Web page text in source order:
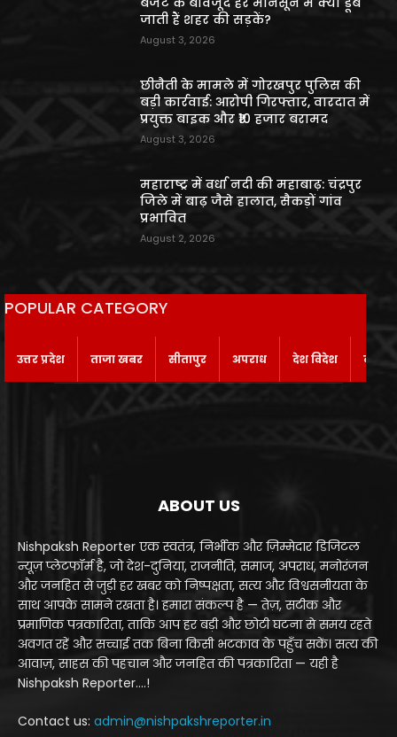
जाती हैं शहर की सड़कें?
August 3, 2026
छीनैती के मामले में गोरखपुर पुलिस की
बड़ी कार्रवाई: आरोपी गिरफ्तार, वारदात में
प्रयुक्त बाइक और ₹10 हजार बरामद
August 3, 2026
महाराष्ट्र में वर्धा नदी की महाबाढ़: चंद्रपुर
जिले में बाढ़ जैसे हालात, सैकड़ों गांव
प्रभावित
August 2, 2026
POPULAR CATEGORY
उत्तर प्रदेश ताजा खबर सीतापुर अपराध देश विदेश
ABOUT US
Nishpaksh Reporter एक स्वतंत्र, निर्भीक और ज़िम्मेदार डिजिटल
न्यूज़ प्लेटफॉर्म है, जो देश-दुनिया, राजनीति, समाज, अपराध, मनोरंजन
और जनहित से जुड़ी हर खबर को निष्पक्षता, सत्य और विश्वसनीयता के
साथ आपके सामने रखता है। हमारा संकल्प है — तेज़, सटीक और
प्रमाणिक पत्रकारिता, ताकि आप हर बड़ी और छोटी घटना से समय रहते
अवगत रहें और सच्चाई तक बिना किसी भटकाव के पहुँच सकें। सत्य की
आवाज़, साहस की पहचान और जनहित की पत्रकारिता — यही है
Nishpaksh Reporter....!
Contact us: admin@nishpakshreporter.in